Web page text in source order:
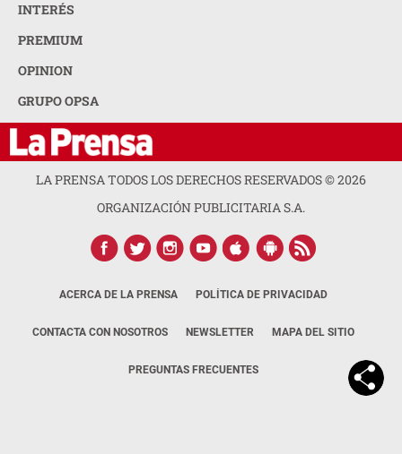
INTERÉS
PREMIUM
OPINION
GRUPO OPSA
LA PRENSA TODOS LOS DERECHOS RESERVADOS ©2026
ORGANIZACIÓN PUBLICITARIA S.A.
ACERCA DE LA PRENSA POLÍTICA DE PRIVACIDAD
CONTACTA CON NOSOTROS NEWSLETTER MAPA DEL SITIO
PREGUNTAS FRECUENTES